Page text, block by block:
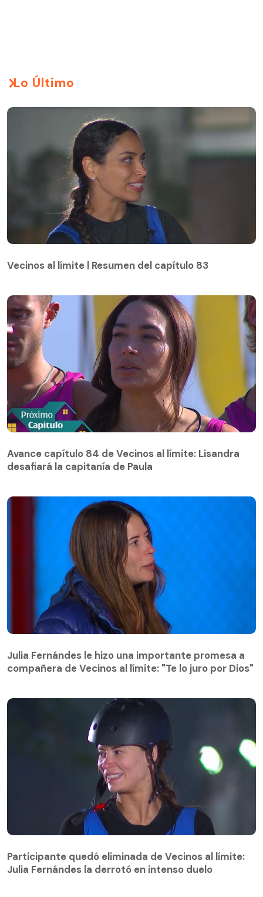
Lo Último
Vecinos al límite | Resumen del capítulo 83
desafiará la capitanía de Paula
Avance capítulo 84 de Vecinos al límite: Lisandra
desafiará la capitanía de Paula
compañera de Vecinos al límite: "Te lo juro por Dios"
Julia Fernándes le hizo una importante promesa a
compañera de Vecinos al límite: "Te lo juro por Dios"
Julia Fernándes la derrotó en intenso duelo
Participante quedó eliminada de Vecinos al límite:
Julia Fernándes la derrotó en intenso duelo